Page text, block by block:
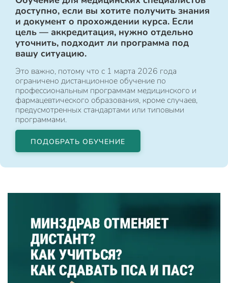
доступно, если вы хотите получить знания
и документ о прохождении курса. Если
цель — аккредитация, нужно отдельно
уточнить, подходит ли программа под
вашу ситуацию.
Это важно, потому что с 1 марта 2026 года
ограничено дистанционное обучение по
профессиональным программам медицинского и
фармацевтического образования, кроме случаев,
предусмотренных стандартами или типовыми
программами.
ПОДОБРАТЬ ОБУЧЕНИЕ